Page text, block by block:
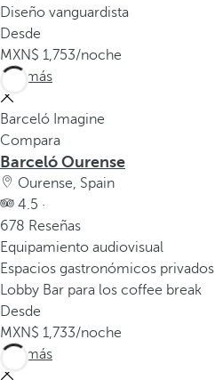
g
a
r
a
l
a
p
r
i
m
e
r
a
o
p
c
i
ó
Diseño vanguardista
Desde
1,753/noche
Ver más
Barceló Imagine
Compara
Barceló Ourense
Ourense, Spain
4.5 ·
678 Reseñas
Equipamiento audiovisual
Espacios gastronómicos privados
Lobby Bar para los coffee break
Desde
1,733/noche
Ver más